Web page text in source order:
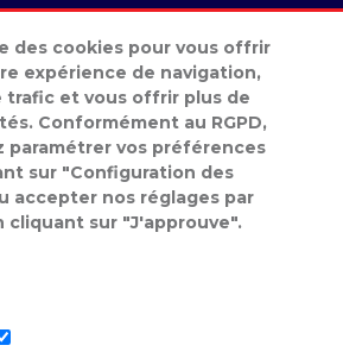
des cookies pour vous offrir
expérience de navigation,
trafic et vous offrir plus de
Conformément au RGPD,
paramétrer vos préférences
sur "Configuration des
accepter nos réglages par
cliquant sur "J'approuve".